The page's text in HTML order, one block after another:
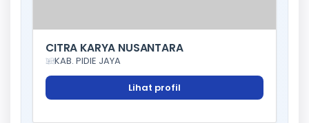
CITRA KARYA NUSANTARA
KAB. PIDIE JAYA
Lihat profil